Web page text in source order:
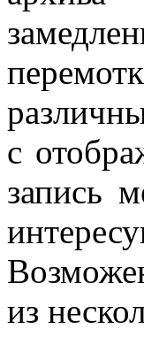
с
запись
из